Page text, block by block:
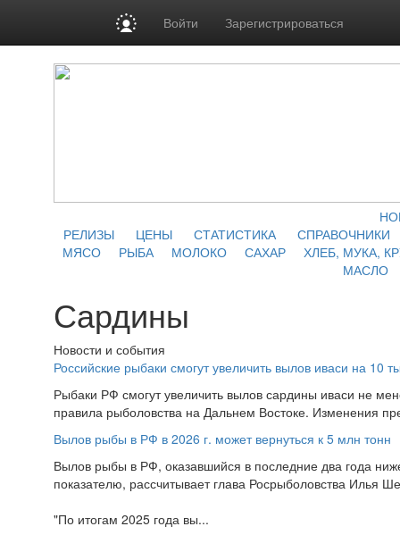
Войти Зарегистрироваться
РЕЛИЗЫ
ЦЕНЫ СТАТИСТИКА
СПРАВОЧНИКИ
МЯСО
РЫБА МОЛОКО САХАР
ХЛЕБ, МУКА,
МАСЛО
Сардины
Новости и события
Российские рыбаки смогут увеличить вылов иваси на 10
Рыбаки РФ смогут увеличить вылов сардины иваси не
правила рыболовства на Дальнем Востоке. Изменения
Вылов рыбы в РФ в 2026 г. может вернуться к 5 млн тонн
Вылов рыбы в РФ, оказавшийся в последние два года
показателю, рассчитывает глава Росрыболовства Илья
"По итогам 2025 года вы...